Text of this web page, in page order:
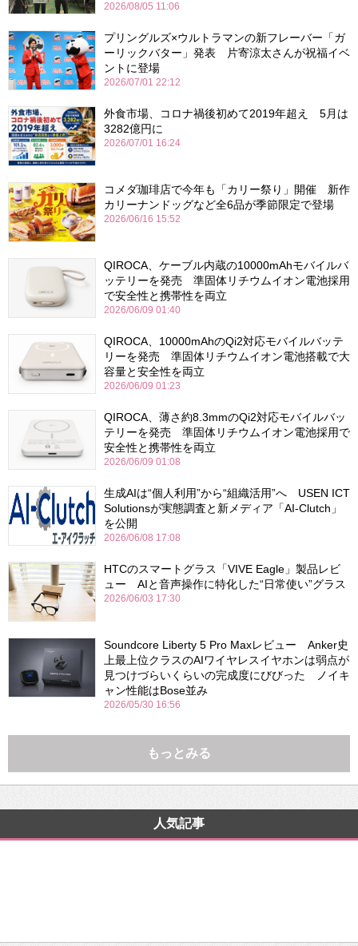
2026/08/05 11:06
プリングルズ×ウルトラマンの新フレーバー「ガ
ーリックバター」発表 片寄涼太さんが祝福イベ
ントに登場
2026/07/01 22:12
外食市場、コロナ禍後初めて2019年超え 5月は
3282億円に
2026/07/01 16:24
コメダ珈琲店で今年も「カリー祭り」開催 新作
カリーナンドッグなど全6品が季節限定で登場
2026/06/16 15:52
QIROCA、ケーブル内蔵の10000mAhモバイルバ
ッテリーを発売 準固体リチウムイオン電池採用
で安全性と携帯性を両立
2026/06/09 01:40
QIROCA、10000mAhのQi2対応モバイルバッテ
リーを発売 準固体リチウムイオン電池搭載で大
容量と安全性を両立
2026/06/09 01:23
QIROCA、薄さ約8.3mmのQi2対応モバイルバッ
テリーを発売 準固体リチウムイオン電池採用で
安全性と携帯性を両立
2026/06/09 01:08
生成AIは“個人利用”から“組織活用”へ USEN ICT
Solutionsが実態調査と新メディア「AI-Clutch」
を公開
2026/06/08 17:08
HTCのスマートグラス「VIVE Eagle」製品レビ
ュー AIと音声操作に特化した“日常使い”グラス
2026/06/03 17:30
Soundcore Liberty 5 Pro Maxレビュー Anker史
上最上位クラスのAIワイヤレスイヤホンは弱点が
見つけづらいくらいの完成度にびびった ノイキ
ャン性能はBose並み
2026/05/30 16:56
もっとみる
人気記事